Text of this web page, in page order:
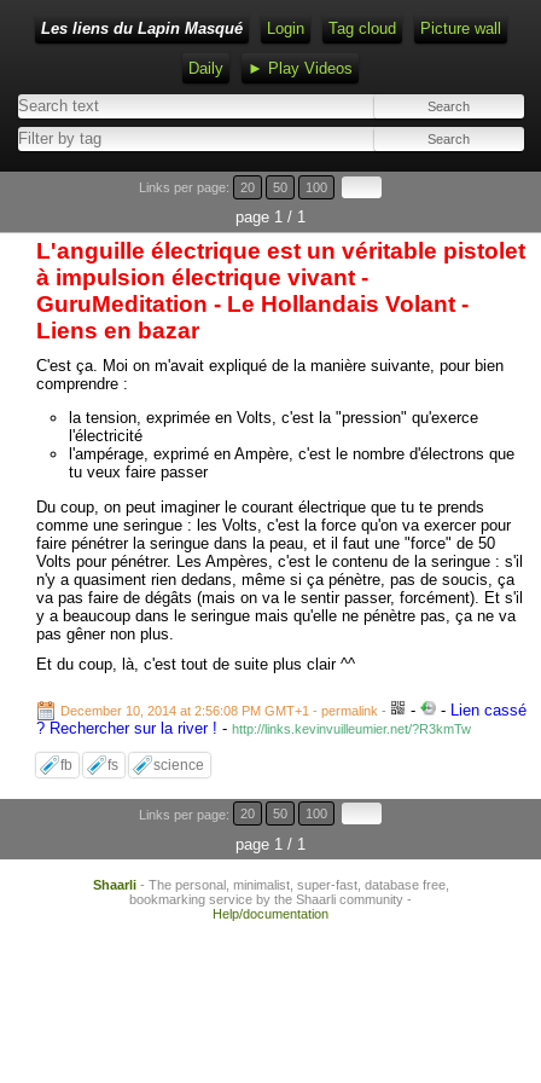
Les liens du Lapin Masqué Login Tag cloud Picture wall
Daily ► Play Videos
Links per page: 20 50 100
page 1 / 1
L'anguille électrique est un véritable pistolet
à impulsion électrique vivant -
GuruMeditation - Le Hollandais Volant -
Liens en bazar
C'est ça. Moi on m'avait expliqué de la manière suivante, pour bien
comprendre :
la tension, exprimée en Volts, c'est la "pression" qu'exerce
l'électricité
l'ampérage, exprimé en Ampère, c'est le nombre d'électrons que
tu veux faire passer
Du coup, on peut imaginer le courant électrique que tu te prends
comme une seringue : les Volts, c'est la force qu'on va exercer pour
faire pénétrer la seringue dans la peau, et il faut une "force" de 50
Volts pour pénétrer. Les Ampères, c'est le contenu de la seringue : s'il
n'y a quasiment rien dedans, même si ça pénètre, pas de soucis, ça
va pas faire de dégâts (mais on va le sentir passer, forcément). Et s'il
y a beaucoup dans le seringue mais qu'elle ne pénètre pas, ça ne va
pas gêner non plus.
Et du coup, là, c'est tout de suite plus clair ^^
December 10, 2014 at 2:56:08 PM GMT+1 - permalink - - - Lien cassé
? Rechercher sur la river ! - http://links.kevinvuilleumier.net/?R3kmTw
fb fs science
Links per page: 20 50 100
page 1 / 1
Shaarli- The personal, minimalist, super-fast, database free,
bookmarking service by the Shaarli community -
Help/documentation